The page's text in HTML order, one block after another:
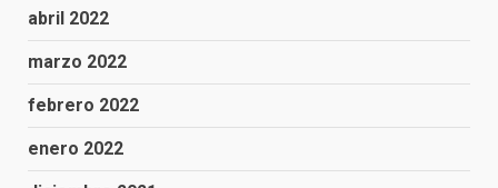
abril 2022
marzo 2022
febrero 2022
enero 2022